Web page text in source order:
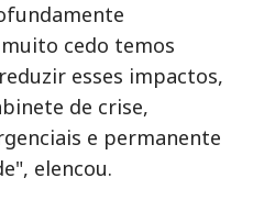
cedo temos
esses impactos,
de crise,
e permanente
elencou.